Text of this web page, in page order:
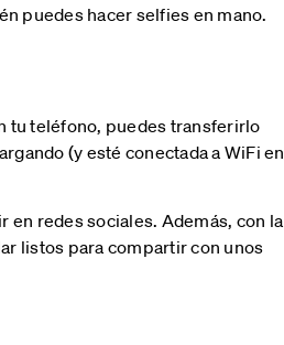
puedes hacer selfies en mano.
tu teléfono, puedes transferirlo
(y esté conectada a WiFi en
en redes sociales. Además, con la
listos para compartir con unos